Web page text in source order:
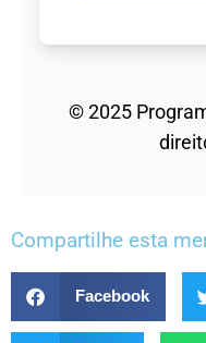
© 2025
Compartilhe esta
Facebook